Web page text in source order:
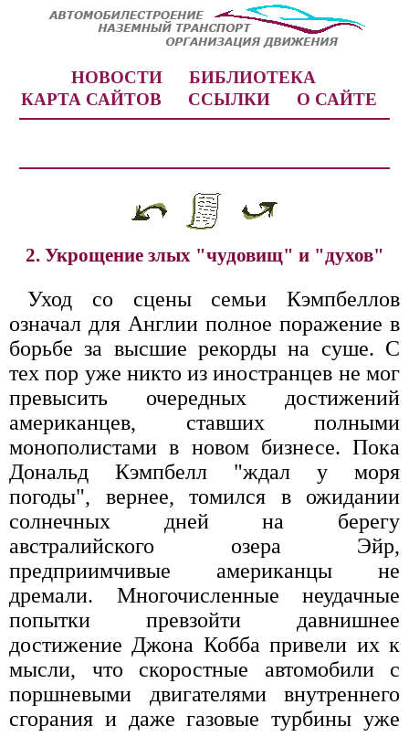
НОВОСТИ
БИБЛИОТЕКА
КАРТА САЙТОВ
ССЫЛКИ О САЙТЕ
2. Укрощение злых "чудовищ" и "духов"
Уход со сцены семьи Кэмпбеллов
означал для Англии полное поражение в
борьбе за высшие рекорды на суше. С
тех пор уже никто из иностранцев не мог
превысить очередных достижений
американцев, ставших полными
монополистами в новом бизнесе. Пока
Дональд Кэмпбелл "ждал у моря
погоды", вернее, томился в ожидании
солнечных дней на берегу
австралийского озера Эйр,
предприимчивые американцы не
дремали. Многочисленные неудачные
попытки превзойти давнишнее
достижение Джона Кобба привели их к
мысли, что скоростные автомобили с
поршневыми двигателями внутреннего
сгорания и даже газовые турбины уже